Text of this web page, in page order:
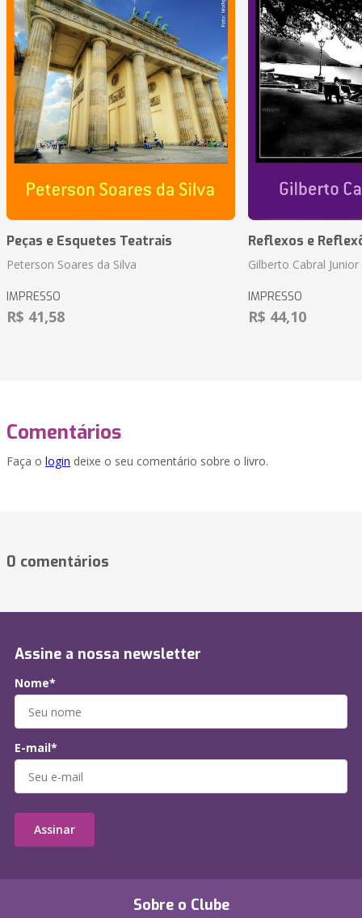
Peças e Esquetes Teatrais
Peterson Soares da Silva
IMPRESSO
R$ 41,58
Reflexos e
Gilberto Cabral Junior
IMPRESSO
R$ 44,10
Comentários
Faça o login deixe o seu comentário sobre o livro.
0 comentários
Sobre o Clube
Assine a nossa newsletter
Nome*
E-mail*
Assinar